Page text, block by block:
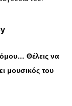
Θέλεις να
μουσικός του